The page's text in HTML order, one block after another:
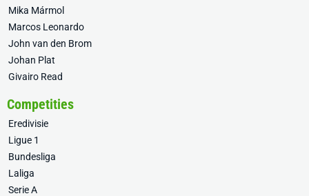
Mika Mármol
Marcos Leonardo
John van den Brom
Johan Plat
Givairo Read
Competities
Eredivisie
Ligue 1
Bundesliga
Laliga
Serie A